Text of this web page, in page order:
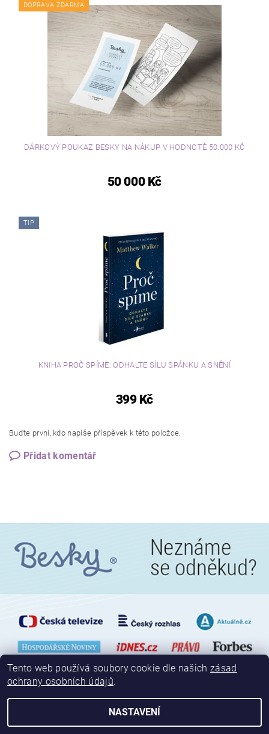
DOPRAVA ZDARMA
DÁRKOVÝ POUKAZ BESKY NA NÁKUP V HODNOTĚ 50.000 KČ
50 000 Kč
TIP
KNIHA PROČ SPÍME: ODHALTE SÍLU SPÁNKU A SNĚNÍ
399 Kč
Buďte první, kdo napíše příspěvek k této položce.
Přidat komentář
2026 © Besky, všechna práva vyhrazena
Tento web používá soubory cookie dle našichzásad
ochrany osobních údajů.
NASTAVENÍ